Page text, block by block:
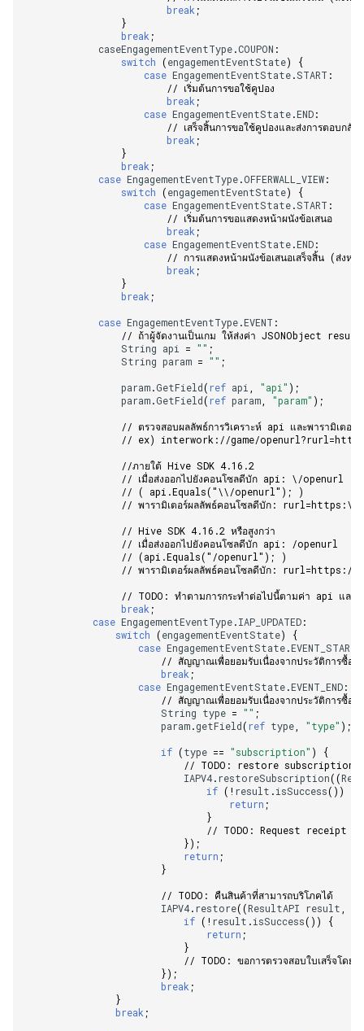
break ;
}
break ;
caseEngagementEventType.COUPON :
switch (engagementEventState)
{
case EngagementEventState.START :
// เริ่มต้นการขอใช้คูปอง
break ;
case EngagementEventState.END:
// เสร็จสิ้นการขอใช้คูปองและส่งการตอ
break ;
}
break ;
case EngagementEventType.OFFERWALL_VIEW:
switch (engagementEventState)
{
case EngagementEventState.START :
// เริ่มต้นการขอแสดงหน้าผนังข้อเสนอ
break ;
case EngagementEventState.END:
// การแสดงหน้าผนังข้อเสนอเสร็จสิ้น (ส่ง
break ;
}
break ;
case EngagementEventType.EVENT :
// ถ้าผู้จัดงานเป็นเกม ให้ส่งค่า JSONObject
String api = "" ;
String param = "" ;
param.GetField( ref api "api" );
param.GetField( ref param "param" );
// ตรวจสอบผลลัพธ์การวิเคราะห์ api และพารามิเ
// ex) interwork://game/
//ภายใต้ Hive SDK 4.16.2
// เมื่อส่งออกไปยังคอนโซลดีบัก api: \/
// ( api.Equals("\\/openurl"); )
// พารามิเตอร์ผลลัพธ์คอนโซลดีบัก:
// Hive SDK 4.16.2 หรือสูงกว่า
// เมื่อส่งออกไปยังคอนโซลดีบัก api: /openurl
// (api.Equals("/openurl"); )
// พารามิเตอร์ผลลัพธ์คอนโซลดีบัก:
// TODO: ทำตามการกระทำต่อไปนี้ตามค่า api
break ;
case EngagementEventType.IAP_UPDATED:
switch (engagementEventState)
{
case EngagementEventState.EVENT_START
// สัญญาณเพื่อยอมรับเนื่องจากประวัติการ
break ;
case EngagementEventState.EVENT_END:
// สัญญาณเพื่อยอมรับเนื่องจากประวัติการ
String type = "" ;
param.getField( ref type "type" );
if (type == "subscription" )
{
// TODO: restore
IAPV4.restoreSubscription((
if ( ! result .isSuccess())
return ;
}
// TODO: Request
});
return ;
}
// TODO: คืนสินค้าที่สามารถบริโภคได้
IAPV4.restore((ResultAPI result
if ( ! result .isSuccess())
{
return ;
}
// TODO: ขอการตรวจสอบใบเสร็
});
break ;
}
break ;